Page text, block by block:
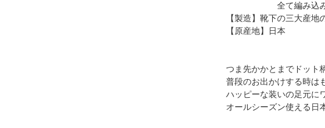
全て編み込みでプリ
【製造】靴下の三大産
【原産地】日本
つま先かかとまでドット
普段のお出かけする時は
ハッピーな装いの足元に
オールシーズン使える日